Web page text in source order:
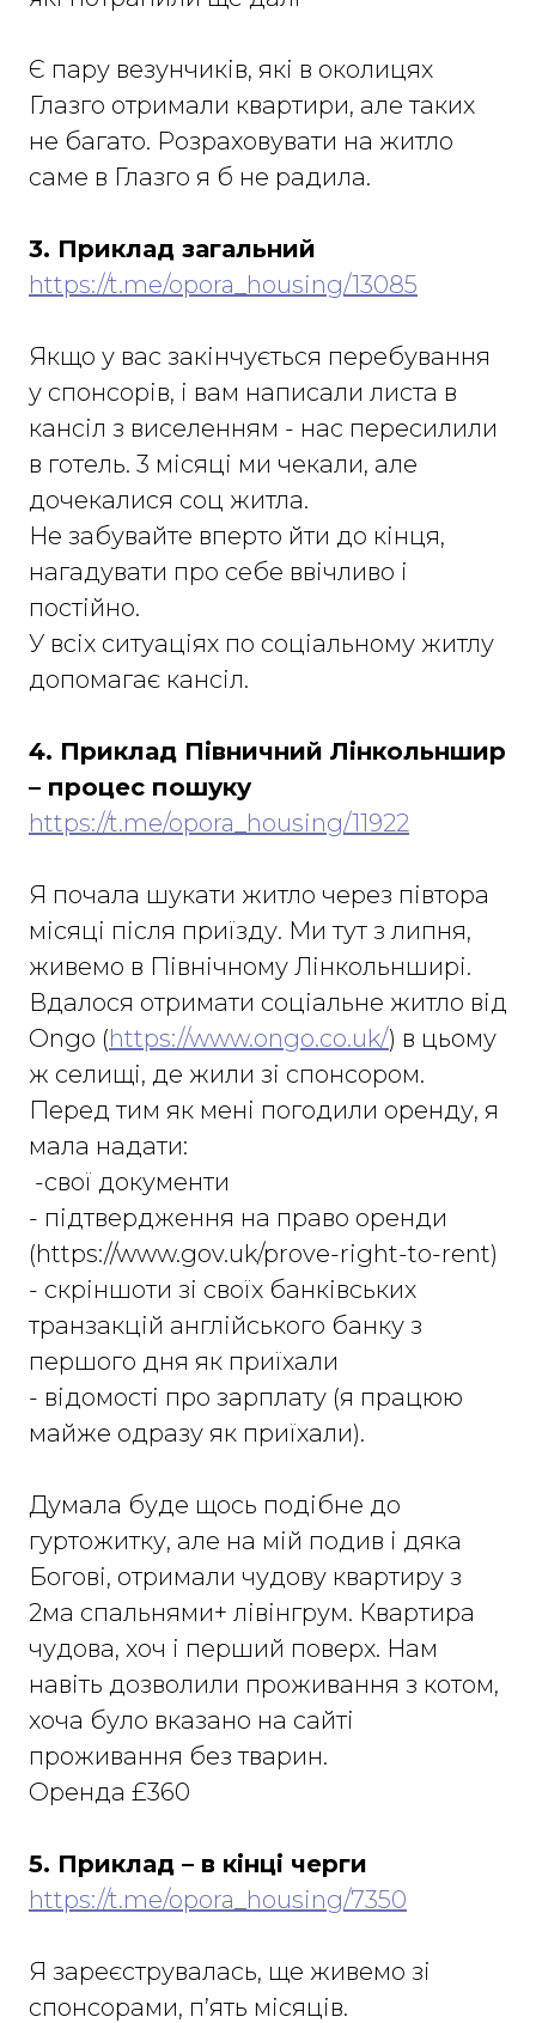
Є пару везунчиків, які в околицях
Глазго отримали квартири, але таких
не багато. Розраховувати на житло
саме в Глазго я б не радила.
3. Приклад загальний
https://t.me/opora_housing/13085
Якщо у вас закінчується перебування
у спонсорів, і вам написали листа в
кансіл з виселенням - нас пересилили
в готель. 3 місяці ми чекали, але
дочекалися соц житла.
Не забувайте вперто йти до кінця,
нагадувати про себе ввічливо і
постійно.
У всіх ситуаціях по соціальному житлу
допомагає кансіл.
4. Приклад Півничний Лінкольншир
– процес пошуку
https://t.me/opora_housing/11922
Я почала шукати житло через півтора
місяці після приїзду. Ми тут з липня,
живемо в Північному Лінкольнширі.
Вдалося отримати соціальне житло від
Оngo (https://www.ongo.co.uk/) в цьому
ж селищі, де жили зі спонсором.
Перед тим як мені погодили оренду, я
мала надати:
-свої документи
- підтвердження на право оренди
(https://www.gov.uk/prove-right-to-rent)
- скріншоти зі своїх банківських
транзакцій англійського банку з
першого дня як приїхали
- відомості про зарплату (я працюю
майже одразу як приїхали).
Думала буде щось подібне до
гуртожитку, але на мій подив і дяка
Богові, отримали чудову квартиру з
2ма спальнями+ лівінгрум. Квартира
чудова, хоч і перший поверх. Нам
навіть дозволили проживання з котом,
хоча було вказано на сайті
проживання без тварин.
Оренда £360
5. Приклад – в кінці черги
https://t.me/opora_housing/7350
Я зареєструвалась, ще живемо зі
спонсорами, п’ять місяців.